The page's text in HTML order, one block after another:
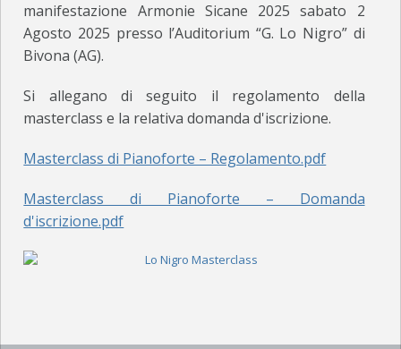
FOTO
ACM SAXOPHONE ENSEMBLE
EVENTI
FOTO
POWERBEAT STUDIO
manifestazione Armonie Sicane 2025 sabato 2
Agosto 2025 presso l’Auditorium “G. Lo Nigro” di
Bivona (AG).
Si allegano di seguito il regolamento della
masterclass e la relativa domanda d'iscrizione.
Masterclass di Pianoforte – Regolamento.pdf
Masterclass di Pianoforte – Domanda
d'iscrizione.pdf